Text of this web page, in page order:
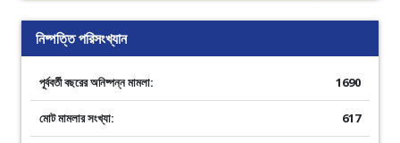
নিষ্পত্তি পরিসংখ্যান
পূর্ববর্তী বছরের অনিষ্পন্ন মামলা: 1690
মোট মামলার সংখ্যা: 617